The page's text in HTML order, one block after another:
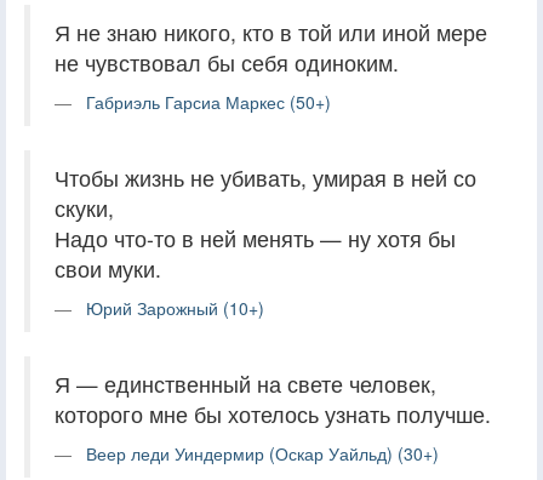
Я не знаю никого, кто в той или иной мере
не чувствовал бы себя одиноким.
Габриэль Гарсиа Маркес (50+)
Чтобы жизнь не убивать, умирая в ней со
скуки,
Надо что-то в ней менять — ну хотя бы
свои муки.
Юрий Зарожный (10+)
Я — единственный на свете человек,
которого мне бы хотелось узнать получше.
Веер леди Уиндермир (Оскар Уайльд) (30+)